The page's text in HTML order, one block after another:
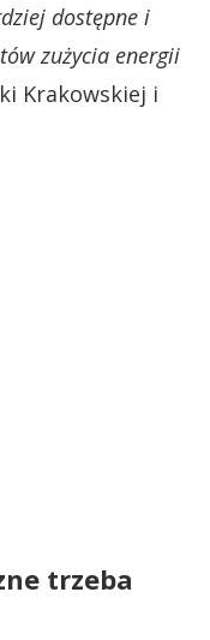
dostępne i
zużycia energii
Krakowskiej i
trzeba